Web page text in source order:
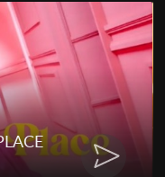
- DOS DE